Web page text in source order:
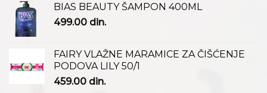
BIAS BEAUTY ŠAMPON 400ML
499.00 din.
FAIRY VLAŽNE MARAMICE ZA ČIŠĆENJE
PODOVA LILY 50/1
459.00 din.